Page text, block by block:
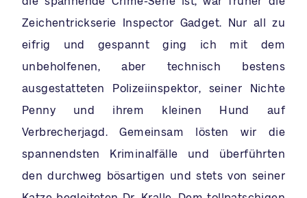
Zeichentrickserie Inspector Gadget. Nur all zu
eifrig und gespannt ging ich mit dem
unbeholfenen, aber technisch bestens
ausgestatteten Polizeiinspektor, seiner Nichte
Penny und ihrem kleinen Hund auf
Verbrecherjagd. Gemeinsam lösten wir die
spannendsten Kriminalfälle und überführten
den durchweg bösartigen und stets von seiner